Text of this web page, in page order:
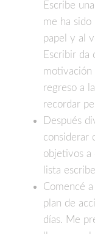
Escribe
me ha sido
papel y al
Escribir da
motivación
regreso a
recordar
Después
considerar
objetivos a
lista
Comencé
plan de
días. Me